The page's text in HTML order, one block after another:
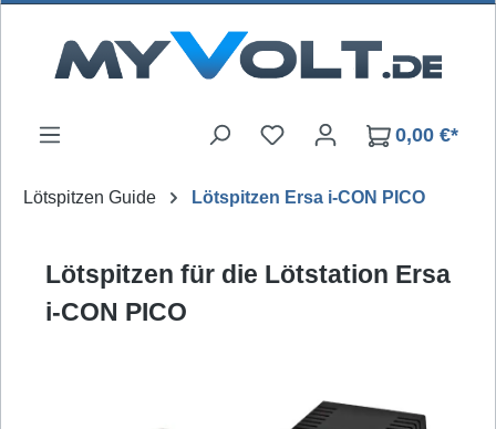
Du hast 0 Produkte auf
0,00 €*
Lötspitzen Guide Lötspitzen Ersa i-CON PICO
Lötspitzen für die Lötstation Ersa
i-CON PICO